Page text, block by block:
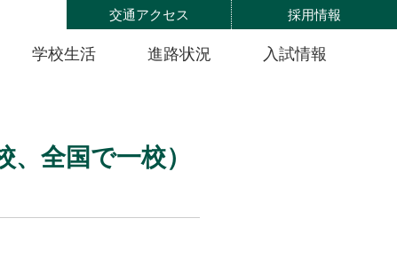
学校生活 進路状況 入試情報
交通アクセス 採用情報
全国で一校）